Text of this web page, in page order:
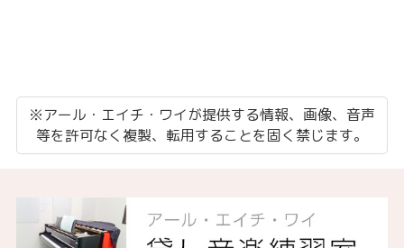
※アール・エイチ・ワイが提供する情報、画像、音声
等を許可なく複製、転用することを固く禁じます。